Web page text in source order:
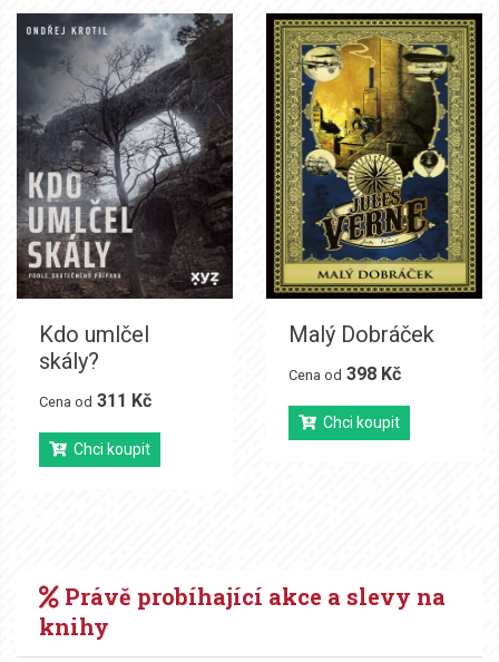
Kdo umlčel
skály?
Cena od 311 Kč
Chci koupit
Malý Dobráček
Cena od 398 Kč
Chci koupit
Právě probíhající akce a slevy na
knihy